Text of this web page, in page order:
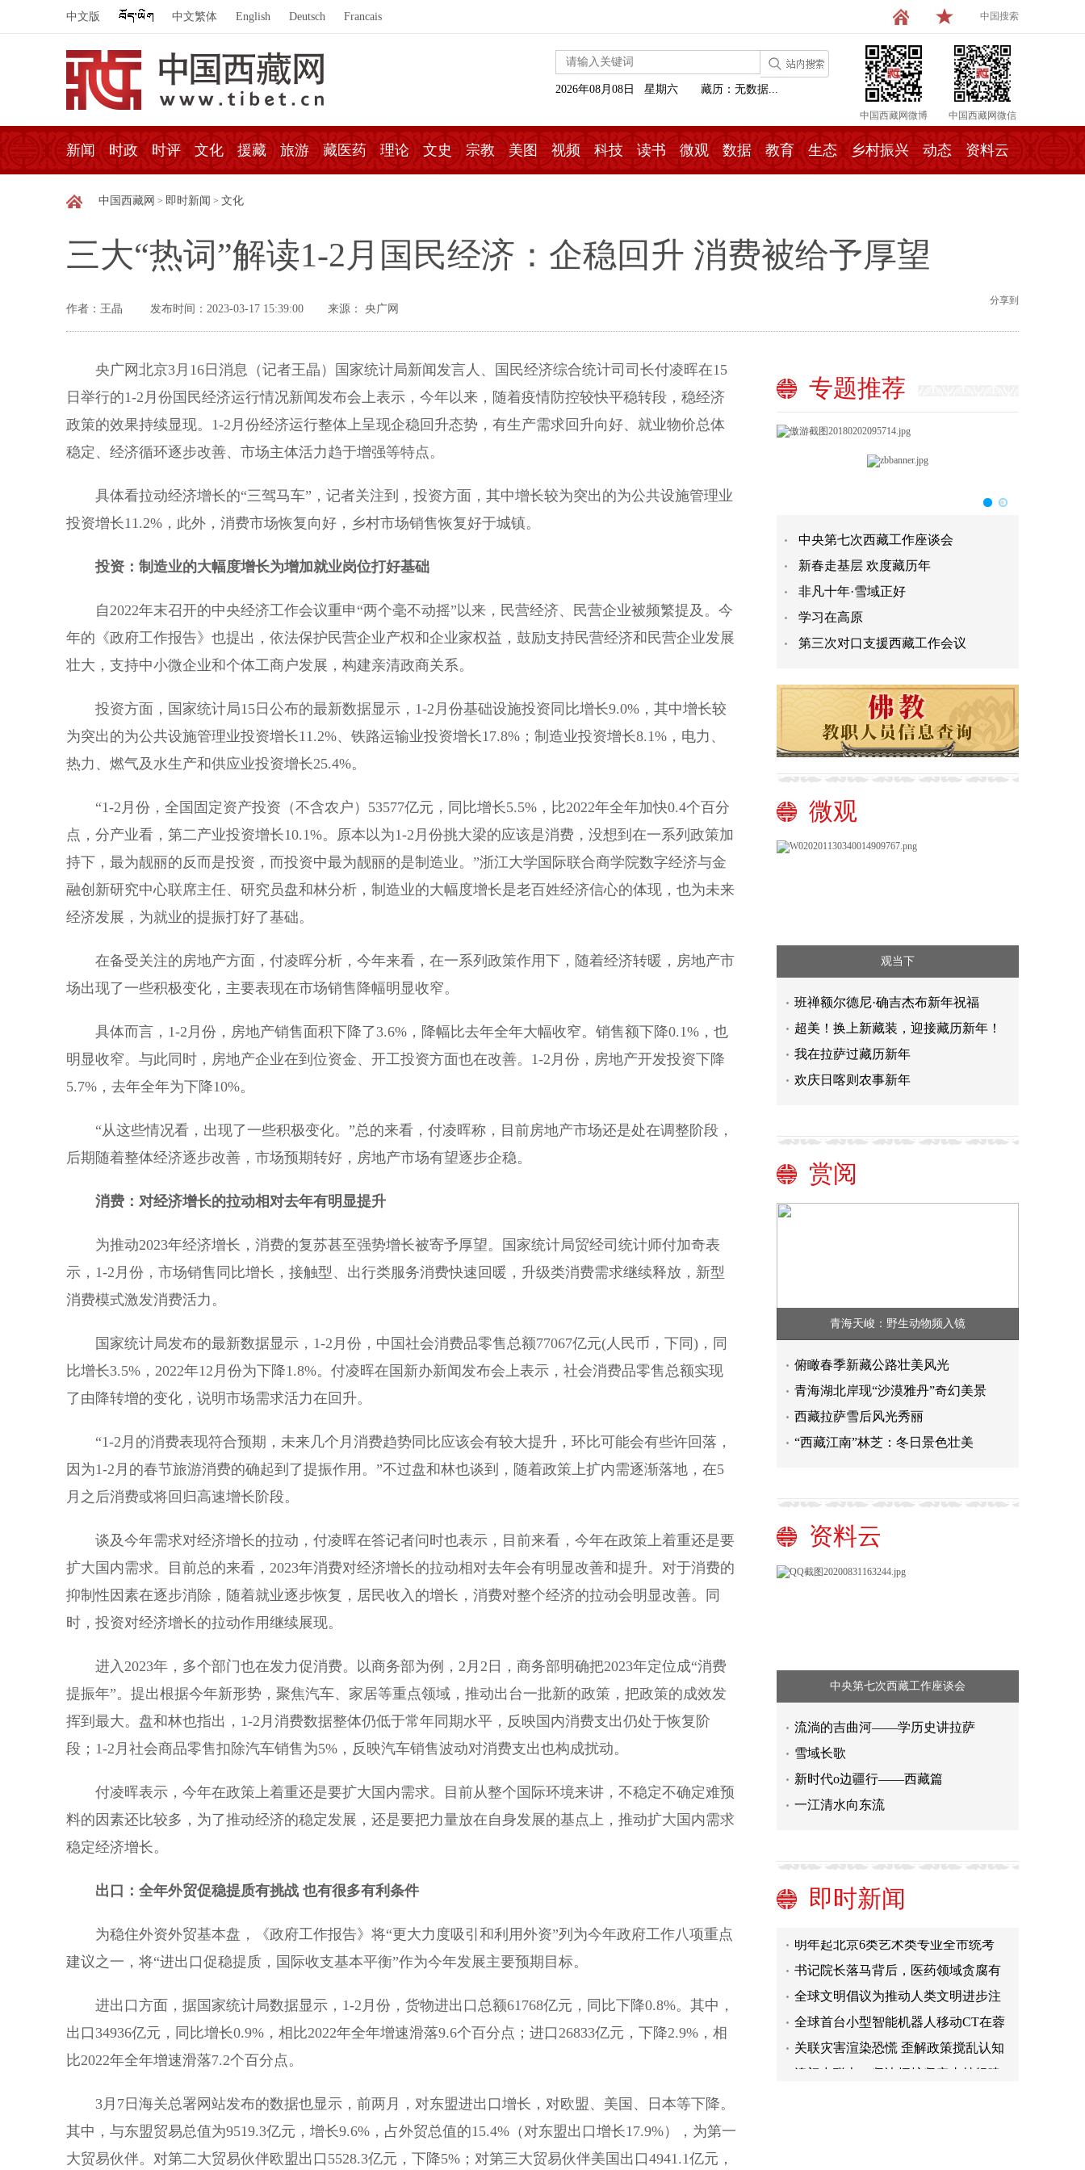
中文版 中文繁体 English Deutsch Francais 中国搜索
中国西藏网微博 中国西藏网微信
2026年08月08日 星期六 藏历：无数据...
新闻 时政 时评 文化 援藏 旅游 藏医药 理论 文史 宗教 美图 视频 科技 读书 微观 数据 教育 生态 乡村振兴 动态 资料云
中国西藏网 > 即时新闻 > 文化
三大“热词”解读1-2月国民经济：企稳回升 消费被给予厚望
作者：王晶 发布时间：2023-03-17 15:39:00 来源： 央广网
分享到
央广网北京3月16日消息（记者王晶）国家统计局新闻发言人、国民经济综合统计司司长付凌晖在15
日举行的1-2月份国民经济运行情况新闻发布会上表示，今年以来，随着疫情防控较快平稳转段，稳经济
政策的效果持续显现。1-2月份经济运行整体上呈现企稳回升态势，有生产需求回升向好、就业物价总体
稳定、经济循环逐步改善、市场主体活力趋于增强等特点。
具体看拉动经济增长的“三驾马车”，记者关注到，投资方面，其中增长较为突出的为公共设施管理业
投资增长11.2%，此外，消费市场恢复向好，乡村市场销售恢复好于城镇。
投资：制造业的大幅度增长为增加就业岗位打好基础
自2022年末召开的中央经济工作会议重申“两个毫不动摇”以来，民营经济、民营企业被频繁提及。今
年的《政府工作报告》也提出，依法保护民营企业产权和企业家权益，鼓励支持民营经济和民营企业发展
壮大，支持中小微企业和个体工商户发展，构建亲清政商关系。
投资方面，国家统计局15日公布的最新数据显示，1-2月份基础设施投资同比增长9.0%，其中增长较
为突出的为公共设施管理业投资增长11.2%、铁路运输业投资增长17.8%；制造业投资增长8.1%，电力、
热力、燃气及水生产和供应业投资增长25.4%。
“1-2月份，全国固定资产投资（不含农户）53577亿元，同比增长5.5%，比2022年全年加快0.4个百分
点，分产业看，第二产业投资增长10.1%。原本以为1-2月份挑大梁的应该是消费，没想到在一系列政策加
持下，最为靓丽的反而是投资，而投资中最为靓丽的是制造业。”浙江大学国际联合商学院数字经济与金
融创新研究中心联席主任、研究员盘和林分析，制造业的大幅度增长是老百姓经济信心的体现，也为未来
经济发展，为就业的提振打好了基础。
在备受关注的房地产方面，付凌晖分析，今年来看，在一系列政策作用下，随着经济转暖，房地产市
场出现了一些积极变化，主要表现在市场销售降幅明显收窄。
具体而言，1-2月份，房地产销售面积下降了3.6%，降幅比去年全年大幅收窄。销售额下降0.1%，也
明显收窄。与此同时，房地产企业在到位资金、开工投资方面也在改善。1-2月份，房地产开发投资下降
5.7%，去年全年为下降10%。
“从这些情况看，出现了一些积极变化。”总的来看，付凌晖称，目前房地产市场还是处在调整阶段，
后期随着整体经济逐步改善，市场预期转好，房地产市场有望逐步企稳。
消费：对经济增长的拉动相对去年有明显提升
为推动2023年经济增长，消费的复苏甚至强势增长被寄予厚望。国家统计局贸经司统计师付加奇表
示，1-2月份，市场销售同比增长，接触型、出行类服务消费快速回暖，升级类消费需求继续释放，新型
消费模式激发消费活力。
国家统计局发布的最新数据显示，1-2月份，中国社会消费品零售总额77067亿元(人民币，下同)，同
比增长3.5%，2022年12月份为下降1.8%。付凌晖在国新办新闻发布会上表示，社会消费品零售总额实现
了由降转增的变化，说明市场需求活力在回升。
“1-2月的消费表现符合预期，未来几个月消费趋势同比应该会有较大提升，环比可能会有些许回落，
因为1-2月的春节旅游消费的确起到了提振作用。”不过盘和林也谈到，随着政策上扩内需逐渐落地，在5
月之后消费或将回归高速增长阶段。
谈及今年需求对经济增长的拉动，付凌晖在答记者问时也表示，目前来看，今年在政策上着重还是要
扩大国内需求。目前总的来看，2023年消费对经济增长的拉动相对去年会有明显改善和提升。对于消费的
抑制性因素在逐步消除，随着就业逐步恢复，居民收入的增长，消费对整个经济的拉动会明显改善。同
时，投资对经济增长的拉动作用继续展现。
进入2023年，多个部门也在发力促消费。以商务部为例，2月2日，商务部明确把2023年定位成“消费
提振年”。提出根据今年新形势，聚焦汽车、家居等重点领域，推动出台一批新的政策，把政策的成效发
挥到最大。盘和林也指出，1-2月消费数据整体仍低于常年同期水平，反映国内消费支出仍处于恢复阶
段；1-2月社会商品零售扣除汽车销售为5%，反映汽车销售波动对消费支出也构成扰动。
付凌晖表示，今年在政策上着重还是要扩大国内需求。目前从整个国际环境来讲，不稳定不确定难预
料的因素还比较多，为了推动经济的稳定发展，还是要把力量放在自身发展的基点上，推动扩大国内需求
稳定经济增长。
出口：全年外贸促稳提质有挑战 也有很多有利条件
为稳住外资外贸基本盘，《政府工作报告》将“更大力度吸引和利用外资”列为今年政府工作八项重点
建议之一，将“进出口促稳提质，国际收支基本平衡”作为今年发展主要预期目标。
进出口方面，据国家统计局数据显示，1-2月份，货物进出口总额61768亿元，同比下降0.8%。其中，
出口34936亿元，同比增长0.9%，相比2022年全年增速滑落9.6个百分点；进口26833亿元，下降2.9%，相
比2022年全年增速滑落7.2个百分点。
3月7日海关总署网站发布的数据也显示，前两月，对东盟进出口增长，对欧盟、美国、日本等下降。
其中，与东盟贸易总值为9519.3亿元，增长9.6%，占外贸总值的15.4%（对东盟出口增长17.9%），为第一
大贸易伙伴。对第二大贸易伙伴欧盟出口5528.3亿元，下降5%；对第三大贸易伙伴美国出口4941.1亿元，
专题推荐
中央第七次西藏工作座谈会
新春走基层 欢度藏历年
非凡十年·雪域正好
学习在高原
第三次对口支援西藏工作会议
微观
观当下
班禅额尔德尼·确吉杰布新年祝福
超美！换上新藏装，迎接藏历新年！
我在拉萨过藏历新年
欢庆日喀则农事新年
赏阅
青海天峻：野生动物频入镜
俯瞰春季新藏公路壮美风光
青海湖北岸现“沙漠雅丹”奇幻美景
西藏拉萨雪后风光秀丽
“西藏江南”林芝：冬日景色壮美
资料云
中央第七次西藏工作座谈会
流淌的吉曲河——学历史讲拉萨
雪域长歌
新时代o边疆行——西藏篇
一江清水向东流
即时新闻
营业性演出的受理和审批
兵马俑一号坑第三次发掘有哪些考古